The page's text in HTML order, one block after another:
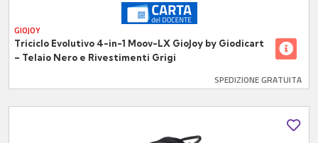
GIOJOY
Triciclo Evolutivo 4-in-1 Moov-LX GioJoy by Giodicart
– Telaio Nero e Rivestimenti Grigi
SPEDIZIONE GRATUITA